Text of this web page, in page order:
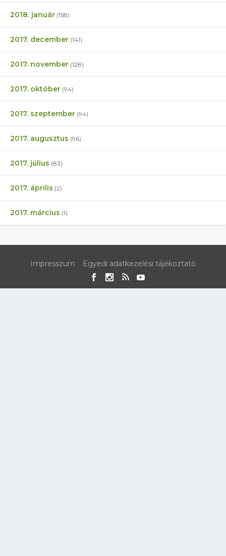
2018. január (158)
2017. december (141)
2017. november (128)
2017. október (94)
2017. szeptember (94)
2017. augusztus (96)
2017. július (83)
2017. április (2)
2017. március (1)
Impresszum Egyedi adatkezelési tájékoztató